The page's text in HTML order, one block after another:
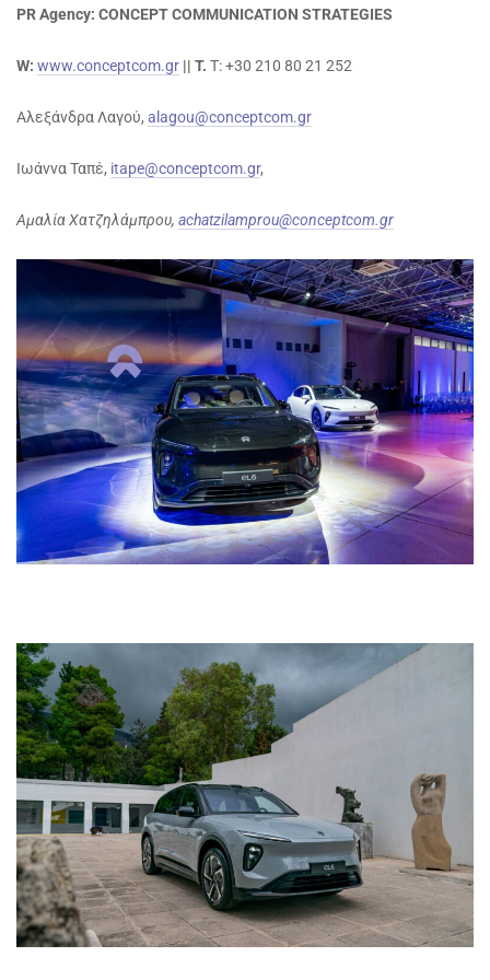
PR Agency: CONCEPT COMMUNICATION STRATEGIES
W: www.conceptcom.gr || T. T: +30 210 80 21 252
Αλεξάνδρα Λαγού, alagou@conceptcom.gr
Ιωάννα Ταπέ, itape@conceptcom.gr,
Αμαλία Χατζηλάμπρου, achatzilamprou@conceptcom.gr